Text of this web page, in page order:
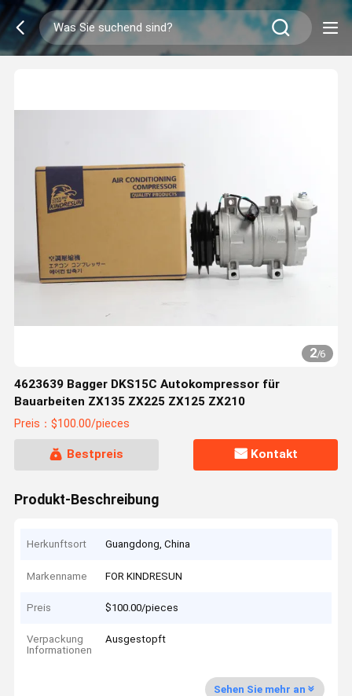
2/6
4623639 Bagger DKS15C Autokompressor für
Bauarbeiten ZX135 ZX225 ZX125 ZX210
Preis：$100.00/pieces
Bestpreis Kontakt
Produkt-Beschreibung
Herkunftsort Guangdong, China
Markenname FOR KINDRESUN
Preis $100.00/pieces
Verpackung
Informationen
Ausgestopft
Sehen Sie mehr an